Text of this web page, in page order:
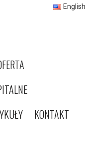
KONTAKT
English